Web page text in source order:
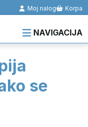
Moj nalog Korpa
NAVIGACIJA
se